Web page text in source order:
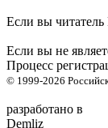
Если вы читатель
Если вы не
Процесс
© 1999-2026
разработано в
Demliz